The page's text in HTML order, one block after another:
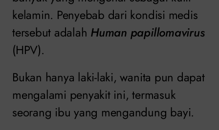
kelamin. Penyebab dari kondisi medis
tersebut adalah Human papillomavirus
(HPV).
Bukan hanya laki-laki, wanita pun dapat
mengalami penyakit ini, termasuk
seorang ibu yang mengandung bayi.